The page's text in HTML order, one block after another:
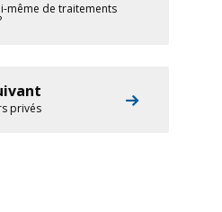
même de traitements
privés